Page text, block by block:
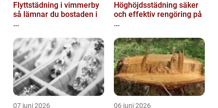
Flyttstädning i vimmerby
så lämnar du bostaden i
...
Höghöjdsstädning säker
och effektiv rengöring på
...
07 juni 2026 06 juni 2026